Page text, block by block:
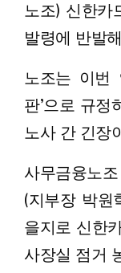
노조) 신한카
발령에 반발
노조는 이번
판’으로 규정
노사 간 긴장
사무금융노
(지부장 박
을지로 신한
사장실 점거